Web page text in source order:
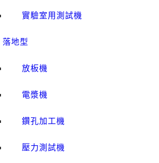
實驗室用測試機
▌落地型
放板機
電漿機
鑽孔加工機
壓力測試機